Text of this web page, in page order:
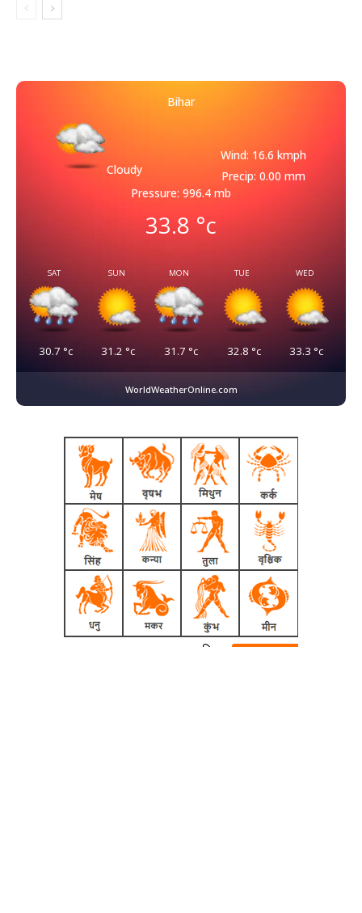
Bihar
Cloudy
Wind: 16.6 kmph
Precip: 0.00 mm
Pressure: 996.4 mb
33.8 °c
SAT
30.7 °c
SUN
31.2 °c
MON
31.7 °c
TUE
32.8 °c
WED
33.3 °c
WorldWeatherOnline.com